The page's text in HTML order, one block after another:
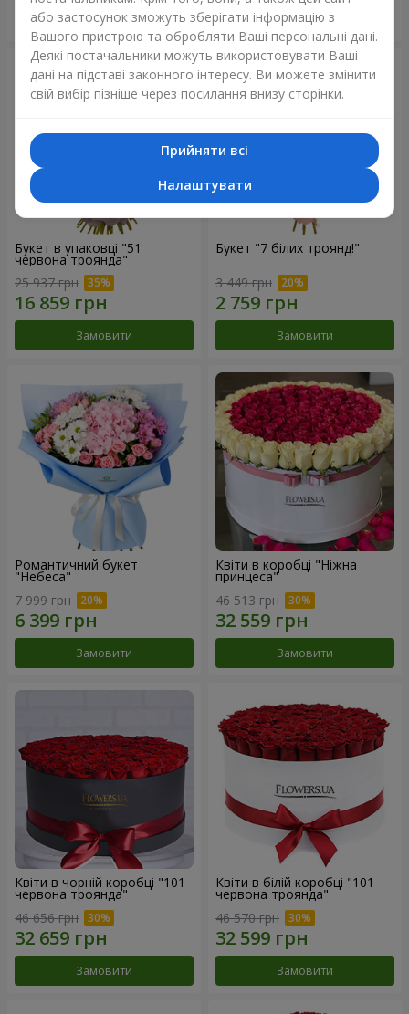
Замовити Замовити
Букет в упаковці "51
червона троянда"
25 937 грн
Замовити
Букет "7 білих троянд!"
3 449 грн
Замовити
Романтичний букет
"Небеса"
7 999 грн
Замовити
Квіти в коробці "Ніжна
принцеса"
46 513 грн
Замовити
Квіти в чорній коробці "101
червона троянда"
46 656 грн
Замовити
Квіти в білій коробці "101
червона троянда"
46 570 грн
Замовити
або застосунок зможуть зберігати інформацію з
Вашого пристрою та обробляти Ваші персональні дані.
Деякі постачальники можуть використовувати Ваші
дані на підставі законного інтересу. Ви можете змінити
свій вибір пізніше через посилання внизу сторінки.
Прийняти всі
Налаштувати